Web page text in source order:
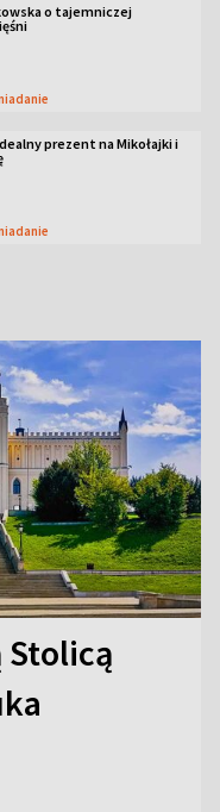
o tajemniczej
prezent na Mikołajki i